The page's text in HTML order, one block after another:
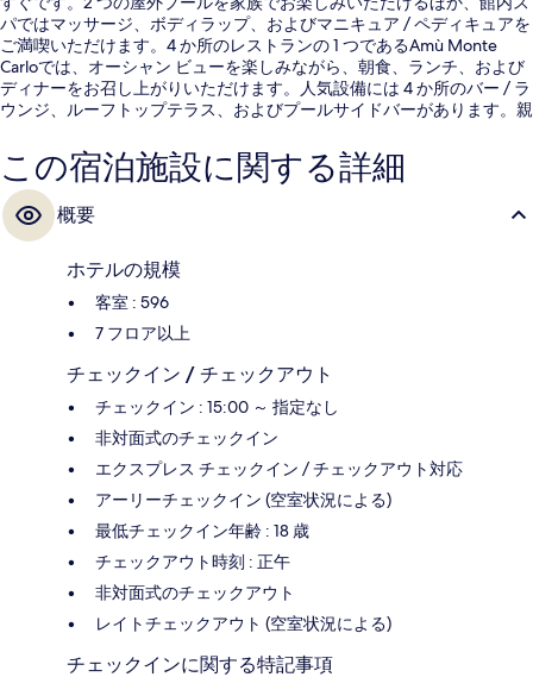
パではマッサージ、ボディラップ、およびマニキュア / ペディキュアを
ご満喫いただけます。4 か所のレストランの 1 つであるAmù Monte
Carloでは、オーシャン ビューを楽しみながら、朝食、ランチ、および
ディナーをお召し上がりいただけます。人気設備には 4 か所のバー / ラ
ウンジ、ルーフトップテラス、およびプールサイドバーがあります。親
この宿泊施設に関する詳細
概要
ホテルの規模
客室 : 596
7 フロア以上
チェックイン / チェックアウト
チェックイン : 15:00 ～ 指定なし
非対面式のチェックイン
エクスプレス チェックイン / チェックアウト対応
アーリーチェックイン (空室状況による)
最低チェックイン年齢 : 18 歳
チェックアウト時刻 : 正午
非対面式のチェックアウト
レイトチェックアウト (空室状況による)
チェックインに関する特記事項